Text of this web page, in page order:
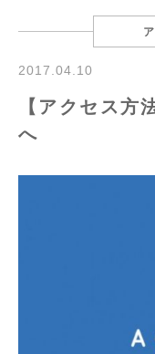
2017.04.10
【アクセス方
へ